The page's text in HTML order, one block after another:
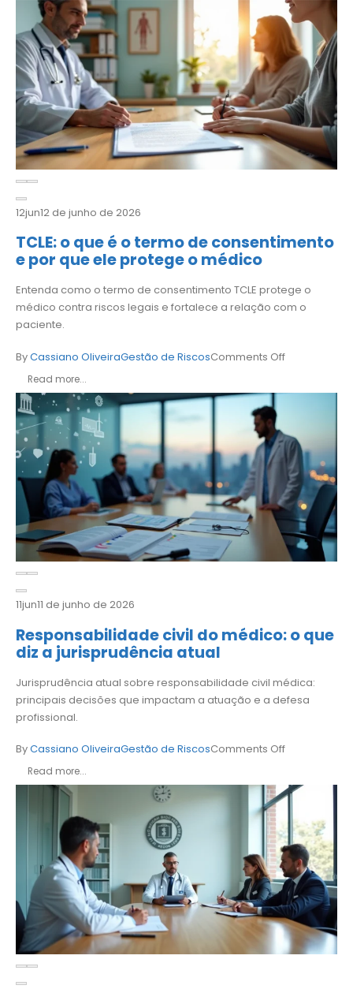
12jun12 de junho de 2026
TCLE: o que é o termo de consentimento
e por que ele protege o médico
Entenda como o termo de consentimento TCLE protege o
médico contra riscos legais e fortalece a relação com o
paciente.
ByCassiano OliveiraGestão de RiscosComments Off
Read more...
11jun11 de junho de 2026
Responsabilidade civil do médico: o que
diz a jurisprudência atual
Jurisprudência atual sobre responsabilidade civil médica:
principais decisões que impactam a atuação e a defesa
profissional.
ByCassiano OliveiraGestão de RiscosComments Off
Read more...